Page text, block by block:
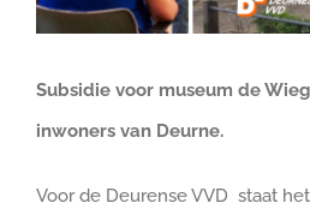
Subsidie voor museum de
inwoners van Deurne.
Voor de Deurense VVD staat